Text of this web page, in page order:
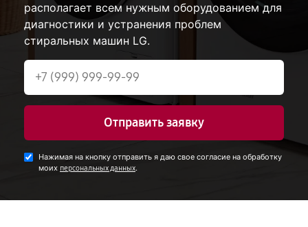
располагает всем нужным оборудованием для
диагностики и устранения проблем
стиральных машин LG.
Отправить заявку
Нажимая на кнопку отправить я даю свое согласие на обработку
моих персональных данных.